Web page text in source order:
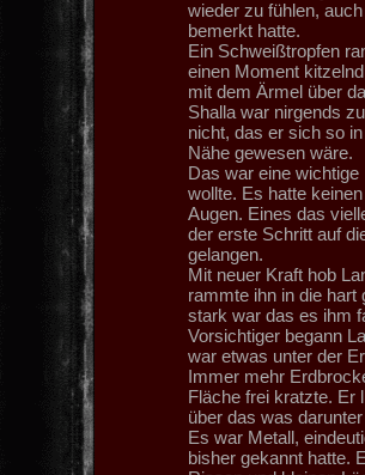
wieder zu fühlen,
bemerkt hatte.
Ein Schweißtropfen
einen Moment
mit dem Ärmel über
Shalla war nirgends
nicht, das er sich so
Nähe gewesen wäre.
Das war eine
wollte. Es hatte
Augen. Eines das
der erste Schritt auf
gelangen.
Mit neuer Kraft hob
rammte ihn in die hart
stark war das es ihm
Vorsichtiger begann
war etwas unter der
Immer mehr
Fläche frei kratzte. Er
über das was
Es war Metall,
bisher gekannt hatte.